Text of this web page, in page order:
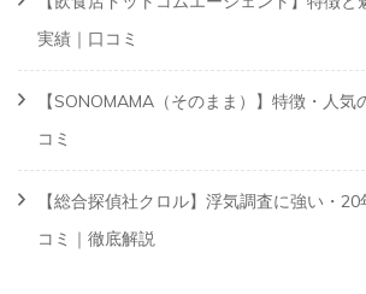
実績｜口コミ
【SONOMAMA（そのまま）】特徴・人気
コミ
【総合探偵社クロル】浮気調査に強い・
コミ｜徹底解説